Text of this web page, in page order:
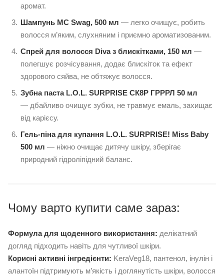
аромат.
Шампунь MC Swag, 500 мл — легко очищує, робить
волосся м’яким, слухняним і приємно ароматизованим.
Спрей для волосся Diva з блискітками, 150 мл —
полегшує розчісування, додає блискіток та ефект
здорового сяйва, не обтяжує волосся.
Зубна паста L.O.L. SURPRISE СК8Р ГРРРЛ 50 мл
— дбайливо очищує зубки, не травмує емаль, захищає
від карієсу.
Гель-піна для купання L.O.L. SURPRISE! Miss Baby
500 мл — ніжно очищає дитячу шкіру, зберігає
природний гідроліпідний баланс.
Чому варто купити саме зараз:
Формула для щоденного використання: делікатний
догляд підходить навіть для чутливої шкіри.
Корисні активні інгредієнти: KeraVeg18, пантенол, інулін і
алантоїн підтримують м’якість і доглянутість шкіри, волосся